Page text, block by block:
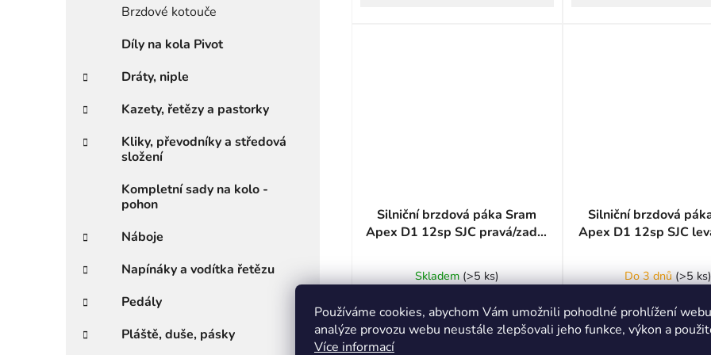
Používáme cookies, abychom Vám umožnili pohodlné prohlížení
analýze provozu webu neustále zlepšovali jeho funkce, výkon a
Více informací
Brzdové kotouče
Díly na kola Pivot
Dráty, niple
Kazety, řetězy a pastorky
Kliky, převodníky a středová
složení
Kompletní sady na kolo -
pohon
Náboje
Napínáky a vodítka řetězu
Pedály
Pláště, duše, pásky
Silniční brzdová páka Sram
Apex D1 12sp SJC pravá/zadní
Skladem(>5 ks)
4 299 Kč
7 299 Kč (–41 %)
Silniční brzdová
Apex D1 12sp SJC
Do 3 dnů(>5 ks)
3 599 Kč
6 099 Kč (–40 %)